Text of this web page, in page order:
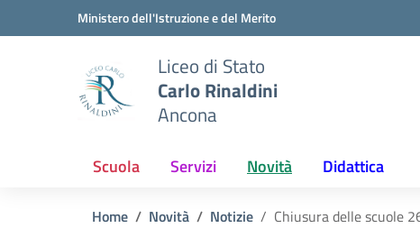
Vai ai contenuti
Vai al menu di navigazioneMinistero dell'Istruzione e del Merito
Liceo di Stato
Carlo Rinaldini
Ancona
Scuola Servizi Novità Didattica
Home Novità Notizie Chiusura delle scuole